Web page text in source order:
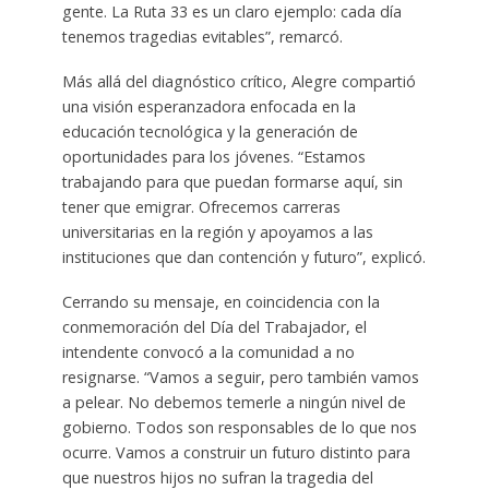
gente. La Ruta 33 es un claro ejemplo: cada día
tenemos tragedias evitables”, remarcó.
Más allá del diagnóstico crítico, Alegre compartió
una visión esperanzadora enfocada en la
educación tecnológica y la generación de
oportunidades para los jóvenes. “Estamos
trabajando para que puedan formarse aquí, sin
tener que emigrar. Ofrecemos carreras
universitarias en la región y apoyamos a las
instituciones que dan contención y futuro”, explicó.
Cerrando su mensaje, en coincidencia con la
conmemoración del Día del Trabajador, el
intendente convocó a la comunidad a no
resignarse. “Vamos a seguir, pero también vamos
a pelear. No debemos temerle a ningún nivel de
gobierno. Todos son responsables de lo que nos
ocurre. Vamos a construir un futuro distinto para
que nuestros hijos no sufran la tragedia del